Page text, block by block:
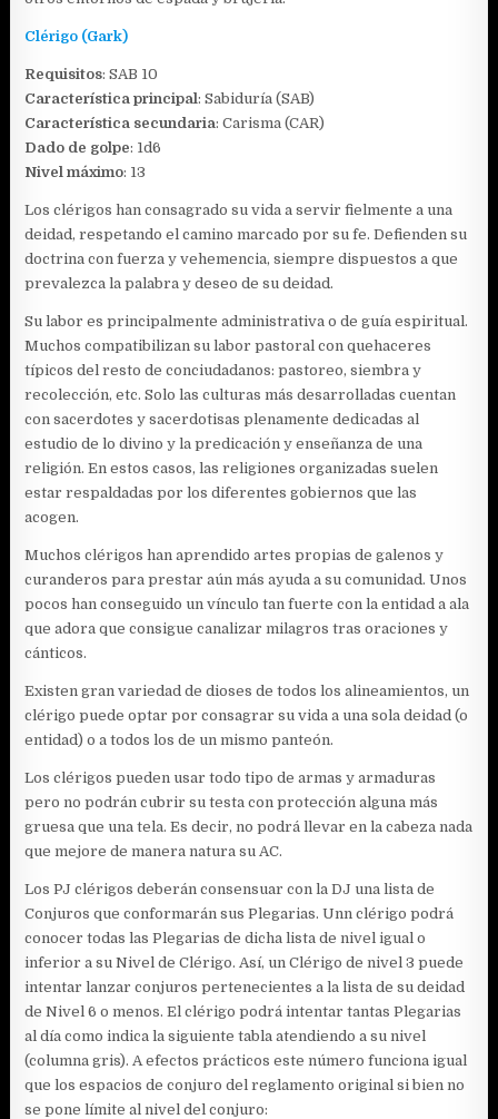
Clérigo (Gark)
Requisitos: SAB 10
Característica principal: Sabiduría (SAB)
Característica secundaria: Carisma (CAR)
Dado de golpe: 1d6
Nivel máximo: 13
Los clérigos han consagrado su vida a servir fielmente a una
deidad, respetando el camino marcado por su fe. Defienden su
doctrina con fuerza y vehemencia, siempre dispuestos a que
prevalezca la palabra y deseo de su deidad.
Su labor es principalmente administrativa o de guía espiritual.
Muchos compatibilizan su labor pastoral con quehaceres
típicos del resto de conciudadanos: pastoreo, siembra y
recolección, etc. Solo las culturas más desarrolladas cuentan
con sacerdotes y sacerdotisas plenamente dedicadas al
estudio de lo divino y la predicación y enseñanza de una
religión. En estos casos, las religiones organizadas suelen
estar respaldadas por los diferentes gobiernos que las
acogen.
Muchos clérigos han aprendido artes propias de galenos y
curanderos para prestar aún más ayuda a su comunidad. Unos
pocos han conseguido un vínculo tan fuerte con la entidad a ala
que adora que consigue canalizar milagros tras oraciones y
cánticos.
Existen gran variedad de dioses de todos los alineamientos, un
clérigo puede optar por consagrar su vida a una sola deidad (o
entidad) o a todos los de un mismo panteón.
Los clérigos pueden usar todo tipo de armas y armaduras
pero no podrán cubrir su testa con protección alguna más
gruesa que una tela. Es decir, no podrá llevar en la cabeza nada
que mejore de manera natura su AC.
Los PJ clérigos deberán consensuar con la DJ una lista de
Conjuros que conformarán sus Plegarias. Unn clérigo podrá
conocer todas las Plegarias de dicha lista de nivel igual o
inferior a su Nivel de Clérigo. Así, un Clérigo de nivel 3 puede
intentar lanzar conjuros pertenecientes a la lista de su deidad
de Nivel 6 o menos. El clérigo podrá intentar tantas Plegarias
al día como indica la siguiente tabla atendiendo a su nivel
(columna gris). A efectos prácticos este número funciona igual
que los espacios de conjuro del reglamento original si bien no
se pone límite al nivel del conjuro: